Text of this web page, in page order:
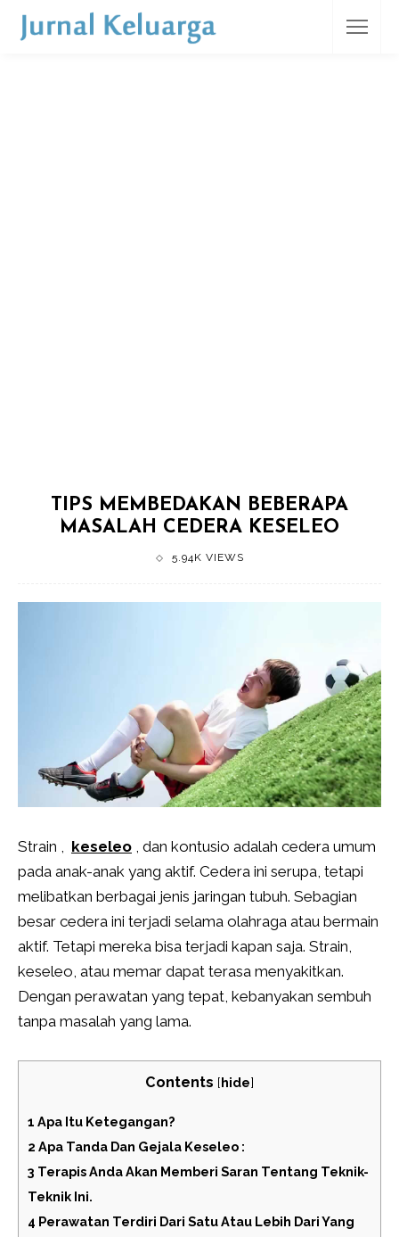
TIPS MEMBEDAKAN BEBERAPA
MASALAH CEDERA KESELEO
5.94K VIEWS
Strain , keseleo , dan kontusio adalah cedera umum
pada anak-anak yang aktif. Cedera ini serupa, tetapi
melibatkan berbagai jenis jaringan tubuh. Sebagian
besar cedera ini terjadi selama olahraga atau bermain
aktif. Tetapi mereka bisa terjadi kapan saja. Strain,
keseleo, atau memar dapat terasa menyakitkan.
Dengan perawatan yang tepat, kebanyakan sembuh
tanpa masalah yang lama.
Contents [hide]
1 Apa Itu Ketegangan?
2 Apa Tanda Dan Gejala Keseleo :
3 Terapis Anda Akan Memberi Saran Tentang Teknik-
Teknik Ini.
4 Perawatan Terdiri Dari Satu Atau Lebih Dari Yang